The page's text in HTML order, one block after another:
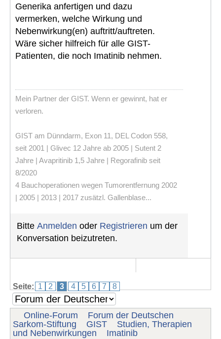
Generika anfertigen und dazu
vermerken, welche Wirkung und
Nebenwirkung(en) auftritt/auftreten.
Wäre sicher hilfreich für alle GIST-
Patienten, die noch Imatinib nehmen.
Mein Partner der GIST. Wenn er gewinnt, hat er
verloren.
GIST am Dünndarm, Exon 11, DEL Codon 558,
seit 2001 | Glivec 12 Jahre ab 2005 | Sutent 2
Jahre | Avapritinib 1,5 Jahre | Regorafinib seit
8/2020
4 Bauchoperationen wegen Tumorentfernung 2002
| 2005 | 2013 | 2017 zusätzl. Gallenblase...
Bitte Anmelden oder Registrieren um der
Konversation beizutreten.
Seite: 1 2 3 4 5 6 7 8
Online-Forum
Forum der Deutschen
Sarkom-Stiftung
GIST
Studien, Therapien
und Nebenwirkungen
Imatinib